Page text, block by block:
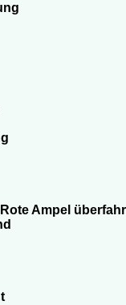
Ampel